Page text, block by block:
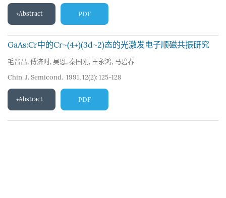
Abstract PDF
GaAs:Cr中的Cr~(4+)(3d~2)态的光激发电子顺磁共振研究
毛晋昌, 傅济时, 吴恩, 秦国刚 , 王永鸿, 马碧春
Chin. J. Semicond. 1991, 12(2): 125-128
Abstract PDF